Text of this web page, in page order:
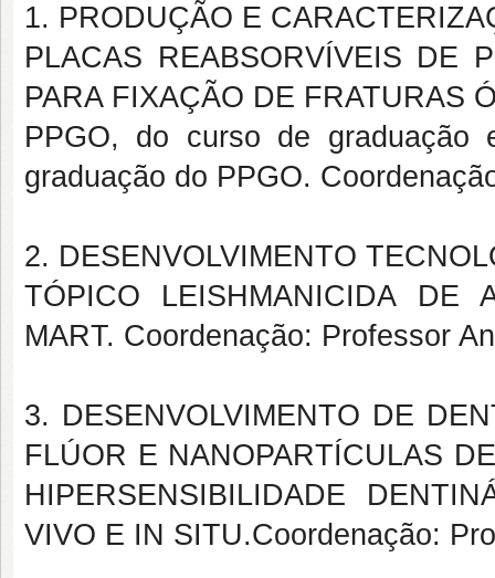
1. PRODUÇÃO E
PLACAS REABSORVÍVEIS DE
PARA FIXAÇÃO DE FRATURAS
PPGO, do curso de
graduação do PPGO.
2. DESENVOLVIMENTO
TÓPICO LEISHMANICIDA DE
MART. Coordenação: Professor
3. DESENVOLVIMENTO DE
FLÚOR E NANOPARTÍCULAS
HIPERSENSIBILIDADE
VIVO E IN SITU.Coordenação: